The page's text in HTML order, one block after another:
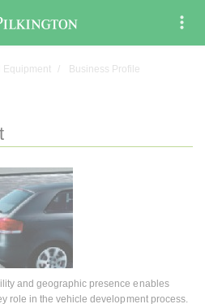
Equipment
Business Profile
and geographic presence enables
role in the vehicle development process.